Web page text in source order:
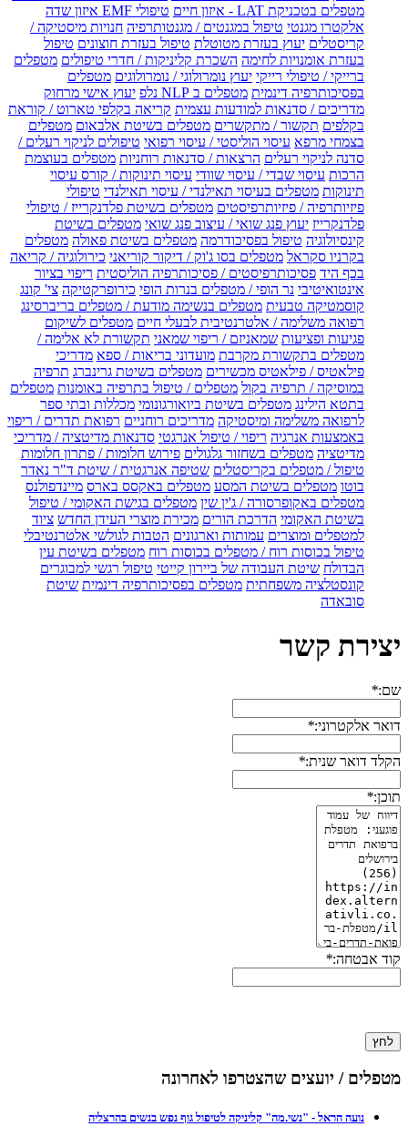
מטפלים בטכניקת LAT - איזון חיים
טיפולי EMF איזון שדה
אלקטרו מגנטי טיפול במגנטים / מגנטותרפיה חנויות מיסטיקה /
קריסטלים יעוץ בעזרת מטוטלת טיפול בעזרת חוצונים טיפול
בעזרת אומנויות לחימה השכרת קליניקות / חדרי טיפולים מטפלים
ברייקי / טיפולי רייקי יעוץ נומרולוגי / נומרולוגים מטפלים
בפסיכותרפיה דינמית מטפלים ב NLP נלפ
יעוץ אישי מרחוק
מדריכים / סדנאות למודעות עצמית קריאה בקלפי טארוט / קוראת
בקלפים תקשור / מתקשרים מטפלים בשיטת אלבאום מטפלים
בצמחי מרפא עיסוי הוליסטי / עיסוי רפואי טיפולים לניקוי רעלים /
סדנה לניקוי רעלים הרצאות / סדנאות רוחניות מטפלים בעוצמת
הרכות עיסוי שבדי / עיסוי שוודי עיסוי תינוקות / קורס עיסוי
תינוקות מטפלים בעיסוי תאילנדי / עיסוי תאילנדי טיפולי
פיזיותרפיה / פיזיותרפיסטים מטפלים בשיטת פלדנקרייז / טיפולי
פלדנקרייז יעוץ פנג שואי / עיצוב פנג שואי מטפלים בשיטת
קינסיולוגיה טיפול בפסיכודרמה מטפלים בשיטת פאולה מטפלים
בקרניו סקראל מטפלים בסו ג'וק / דיקור קוריאני כירולוגיה / קריאה
בכף היד פסיכותרפיסטים / פסיכותרפיה הוליסטית ריפוי בציור
אינטואיטיבי נר הופי / מטפלים בנרות הופי כירופרקטיקה צי' קונג
קוסמטיקה טבעית מטפלים בנשימה מודעת / מטפלים בריברסינג
רפואה משלימה / אלטרנטיבית לבעלי חיים מטפלים לשיקום
פגיעות ופציעות שמאניזם / ריפוי שמאני תקשורת לא אלימה /
מטפלים בתקשורת מקרבת מועדוני בריאות / ספא מדריכי
פילאטיס / פילאטיס מכשירים מטפלים בשיטת גרינברג תרפיה
במוסיקה / תרפיה בקול מטפלים / טיפול בתרפיה באומנות מטפלים
בתטא הילינג מטפלים בשיטת ביואורגונומי מכללות ובתי ספר
לרפואה משלימה ומיסטיקה מדריכים רוחניים רפואת תדרים / ריפוי
באמצעות אנרגיה ריפוי / טיפול אנרגטי סדנאות מדיטציה / מדריכי
מדיטציה מטפלים בשחזור גלגולים פירוש חלומות / פתרון חלומות
טיפול / מטפלים בקריסטלים שטיפה אנרגטית / שיטת ד"ר נאדר
בוטו מטפלים בשיטת המסע מטפלים באקסס בארס מיינדפולנס
מטפלים באקופרסורה / ג'ין שין מטפלים בגישת האקומי / טיפול
בשיטת האקומי הדרכת הורים מכירת מוצרי העידן החדש ציוד
למטפלים ומוצרים עמותות וארגונים הטבות לגולשי אלטרנטיבלי
טיפול בכוסות רוח / מטפלים בכוסות רוח מטפלים בשיטת עין
הבדולח שיטת העבודה של ביירון קייטי טיפול רגשי למבוגרים
קונסטלציה משפחתית מטפלים בפסיכותרפיה דינמית שיטת
סובאדה
יצירת קשר
שם:*
דואר אלקטרוני:*
הקלד דואר שנית:*
תוכן:*
קוד אבטחה:*
לחץ
מטפלים / יועצים שהצטרפו לאחרונה
נועה הראל - "נשי.מה" קליניקה לטיפול גוף נפש בנשים בהרצליה